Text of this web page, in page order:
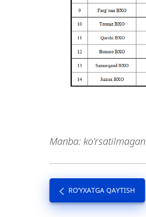
Manba: ko'rsatilmagan
RO’YXATGA QAYTISH